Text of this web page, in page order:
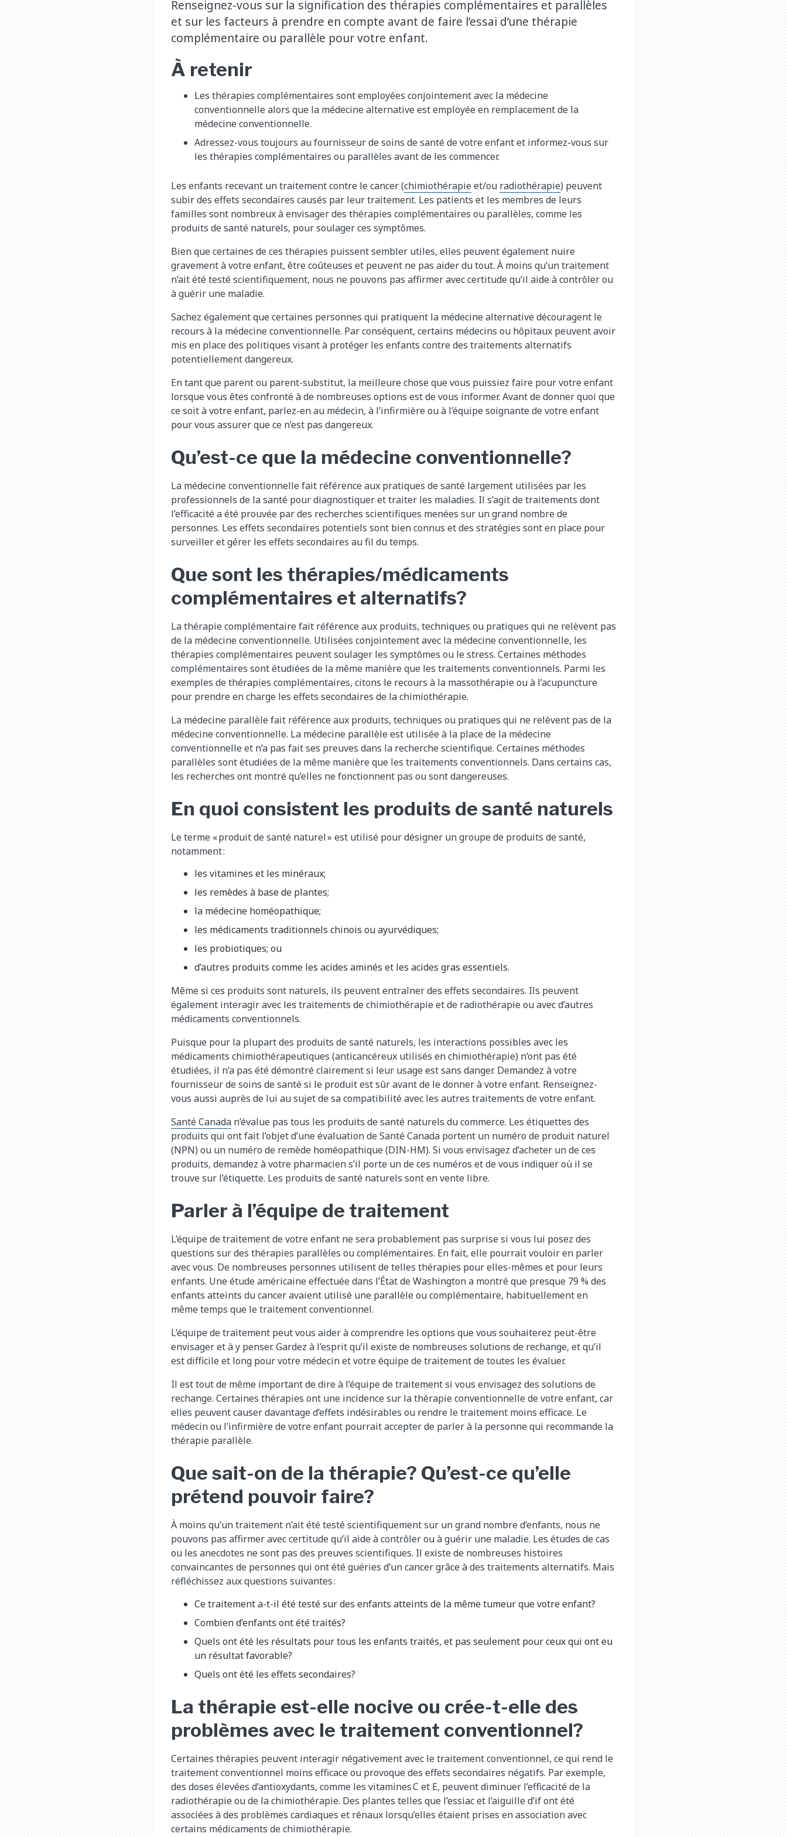
Renseignez-vous sur la signification des thérapies complémentaires et parallèles
et sur les facteurs à prendre en compte avant de faire l’essai d’une thérapie
complémentaire ou parallèle pour votre enfant.
À retenir
Les thérapies complémentaires sont employées conjointement avec la médecine
conventionnelle alors que la médecine alternative est employée en remplacement de la
médecine conventionnelle.
Adressez-vous toujours au fournisseur de soins de santé de votre enfant et informez-vous sur
les thérapies complémentaires ou parallèles avant de les commencer.
Les enfants recevant un traitement contre le cancer (chimiothérapieet/ou radiothérapie) peuvent
subir des effets secondaires causés par leur traitement. Les patients et les membres de leurs
familles sont nombreux à envisager des thérapies complémentaires ou parallèles, comme les
produits de santé naturels, pour soulager ces symptômes.
Bien que certaines de ces thérapies puissent sembler utiles, elles peuvent également nuire
gravement à votre enfant, être coûteuses et peuvent ne pas aider du tout. À moins qu’un traitement
n’ait été testé scientifiquement, nous ne pouvons pas affirmer avec certitude qu’il aide à contrôler ou
à guérir une maladie.
Sachez également que certaines personnes qui pratiquent la médecine alternative découragent le
recours à la médecine conventionnelle. Par conséquent, certains médecins ou hôpitaux peuvent avoir
mis en place des politiques visant à protéger les enfants contre des traitements alternatifs
potentiellement dangereux.
En tant que parent ou parent-substitut, la meilleure chose que vous puissiez faire pour votre enfant
lorsque vous êtes confronté à de nombreuses options est de vous informer. Avant de donner quoi que
ce soit à votre enfant, parlez-en au médecin, à l’infirmière ou à l’équipe soignante de votre enfant
pour vous assurer que ce n’est pas dangereux.
Qu’est-ce que la médecine conventionnelle?
La médecine conventionnelle fait référence aux pratiques de santé largement utilisées par les
professionnels de la santé pour diagnostiquer et traiter les maladies. Il s’agit de traitements dont
l’efficacité a été prouvée par des recherches scientifiques menées sur un grand nombre de
personnes. Les effets secondaires potentiels sont bien connus et des stratégies sont en place pour
surveiller et gérer les effets secondaires au fil du temps.
Que sont les thérapies/médicaments
complémentaires et alternatifs?
La thérapie complémentaire fait référence aux produits, techniques ou pratiques qui ne relèvent pas
de la médecine conventionnelle. Utilisées conjointement avec la médecine conventionnelle, les
thérapies complémentaires peuvent soulager les symptômes ou le stress. Certaines méthodes
complémentaires sont étudiées de la même manière que les traitements conventionnels. Parmi les
exemples de thérapies complémentaires, citons le recours à la massothérapie ou à l’acupuncture
pour prendre en charge les effets secondaires de la chimiothérapie.
La médecine parallèle fait référence aux produits, techniques ou pratiques qui ne relèvent pas de la
médecine conventionnelle. La médecine parallèle est utilisée à la place de la médecine
conventionnelle et n’a pas fait ses preuves dans la recherche scientifique. Certaines méthodes
parallèles sont étudiées de la même manière que les traitements conventionnels. Dans certains cas,
les recherches ont montré qu’elles ne fonctionnent pas ou sont dangereuses.
En quoi consistent les produits de santé naturels
Le terme « produit de santé naturel » est utilisé pour désigner un groupe de produits de santé,
notamment :
les vitamines et les minéraux;
les remèdes à base de plantes;
la médecine homéopathique;
les médicaments traditionnels chinois ou ayurvédiques;
les probiotiques; ou
d’autres produits comme les acides aminés et les acides gras essentiels.
Même si ces produits sont naturels, ils peuvent entraîner des effets secondaires. Ils peuvent
également interagir avec les traitements de chimiothérapie et de radiothérapie ou avec d’autres
médicaments conventionnels.
Puisque pour la plupart des produits de santé naturels, les interactions possibles avec les
médicaments chimiothérapeutiques (anticancéreux utilisés en chimiothérapie) n’ont pas été
étudiées, il n’a pas été démontré clairement si leur usage est sans danger. Demandez à votre
fournisseur de soins de santé si le produit est sûr avant de le donner à votre enfant. Renseignez-
vous aussi auprès de lui au sujet de sa compatibilité avec les autres traitements de votre enfant.
Santé Canada n’évalue pas tous les produits de santé naturels du commerce. Les étiquettes des
produits qui ont fait l’objet d’une évaluation de Santé Canada portent un numéro de produit naturel
(NPN) ou un numéro de remède homéopathique (DIN-HM). Si vous envisagez d’acheter un de ces
produits, demandez à votre pharmacien s’il porte un de ces numéros et de vous indiquer où il se
trouve sur l’étiquette. Les produits de santé naturels sont en vente libre.
Parler à l’équipe de traitement
L’équipe de traitement de votre enfant ne sera probablement pas surprise si vous lui posez des
questions sur des thérapies parallèles ou complémentaires. En fait, elle pourrait vouloir en parler
avec vous. De nombreuses personnes utilisent de telles thérapies pour elles-mêmes et pour leurs
enfants. Une étude américaine effectuée dans l’État de Washington a montré que presque 79 % des
enfants atteints du cancer avaient utilisé une parallèle ou complémentaire, habituellement en
même temps que le traitement conventionnel.
L’équipe de traitement peut vous aider à comprendre les options que vous souhaiterez peut-être
envisager et à y penser. Gardez à l’esprit qu’il existe de nombreuses solutions de rechange, et qu’il
est difficile et long pour votre médecin et votre équipe de traitement de toutes les évaluer.
Il est tout de même important de dire à l’équipe de traitement si vous envisagez des solutions de
rechange. Certaines thérapies ont une incidence sur la thérapie conventionnelle de votre enfant, car
elles peuvent causer davantage d’effets indésirables ou rendre le traitement moins efficace. Le
médecin ou l’infirmière de votre enfant pourrait accepter de parler à la personne qui recommande la
thérapie parallèle.
Que sait-on de la thérapie? Qu’est-ce qu’elle
prétend pouvoir faire?
À moins qu’un traitement n’ait été testé scientifiquement sur un grand nombre d’enfants, nous ne
pouvons pas affirmer avec certitude qu’il aide à contrôler ou à guérir une maladie. Les études de cas
ou les anecdotes ne sont pas des preuves scientifiques. Il existe de nombreuses histoires
convaincantes de personnes qui ont été guéries d’un cancer grâce à des traitements alternatifs. Mais
réfléchissez aux questions suivantes :
Ce traitement a-t-il été testé sur des enfants atteints de la même tumeur que votre enfant?
Combien d’enfants ont été traités?
Quels ont été les résultats pour tous les enfants traités, et pas seulement pour ceux qui ont eu
un résultat favorable?
Quels ont été les effets secondaires?
La thérapie est-elle nocive ou crée-t-elle des
problèmes avec le traitement conventionnel?
Certaines thérapies peuvent interagir négativement avec le traitement conventionnel, ce qui rend le
traitement conventionnel moins efficace ou provoque des effets secondaires négatifs. Par exemple,
des doses élevées d’antioxydants, comme les vitamines C et E, peuvent diminuer l’efficacité de la
radiothérapie ou de la chimiothérapie. Des plantes telles que l’essiac et l’aiguille d’if ont été
associées à des problèmes cardiaques et rénaux lorsqu’elles étaient prises en association avec
certains médicaments de chimiothérapie.